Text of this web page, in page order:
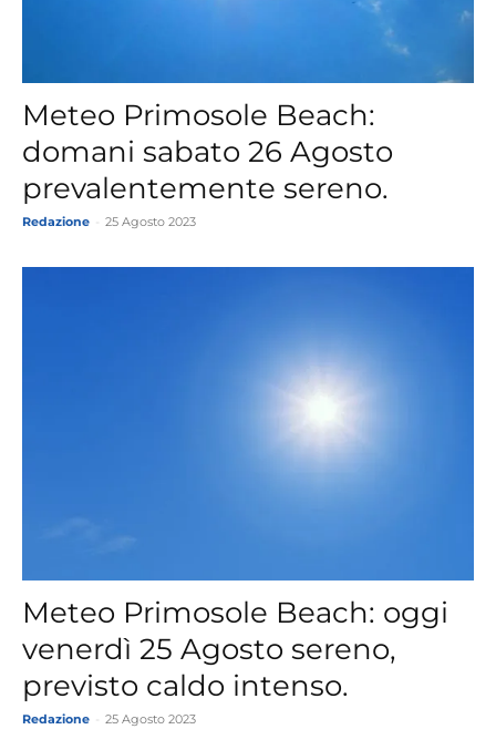
Meteo Primosole Beach:
domani sabato 26 Agosto
prevalentemente sereno.
Redazione 25 Agosto 2023
Meteo Primosole Beach: oggi
venerdì 25 Agosto sereno,
previsto caldo intenso.
Redazione 25 Agosto 2023